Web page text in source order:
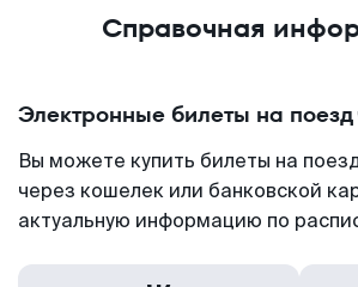
Справочная
Электронные билеты на поезд
Вы можете купить билеты на
через кошелек или банковской
актуальную информацию по